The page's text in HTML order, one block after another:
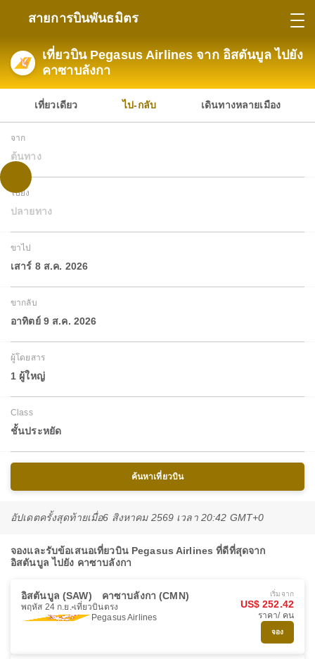
สายการบินพันธมิตร
เที่ยวบิน Pegasus Airlines จาก อิสตันบูล ไปยัง
คาซาบลังกา
เที่ยวเดียว ไป-กลับ เดินทางหลายเมือง
จาก
ต้นทาง
ไปยัง
ปลายทาง
ขาไป
เสาร์ 8 ส.ค. 2026
ขากลับ
อาทิตย์ 9 ส.ค. 2026
ผู้โดยสาร
1 ผู้ใหญ่
Class
ชั้นประหยัด
ค้นหาเที่ยวบิน
อัปเดตครั้งสุดท้ายเมื่อ6 สิงหาคม 2569 เวลา 20:42 GMT+0
จองและรับข้อเสนอเที่ยวบิน Pegasus Airlines ที่ดีที่สุดจาก
อิสตันบูล ไปยัง คาซาบลังกา
อิสตันบูล (SAW) คาซาบลังกา (CMN)
พฤหัส 24 ก.ย. เที่ยวบินตรง
Pegasus Airlines
เริ่มจาก
US$ 252.42
ราคา/ คน
จอง